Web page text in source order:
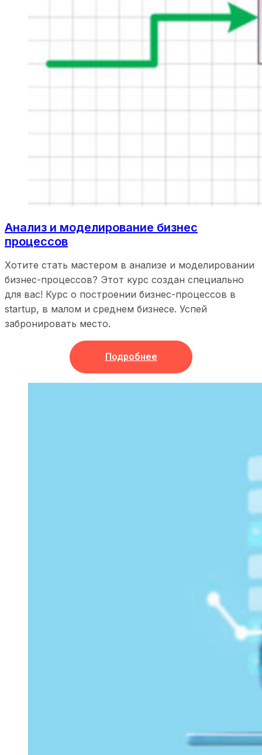
Анализ и моделирование бизнес
процессов
Хотите стать мастером в анализе и моделировании
бизнес-процессов? Этот курс создан специально
для вас! Курс о построении бизнес-процессов в
startup, в малом и среднем бизнесе. Успей
забронировать место.
Подробнее